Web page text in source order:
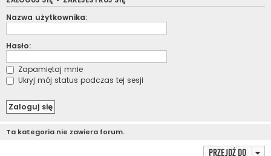
Nazwa użytkownika:
Hasło:
Zapamiętaj mnie
Ukryj mój status podczas tej sesji
Ta kategoria nie zawiera forum.
Przejdź do